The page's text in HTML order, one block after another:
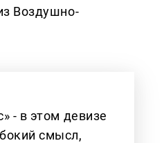
Воздушно-
- в этом девизе
смысл,